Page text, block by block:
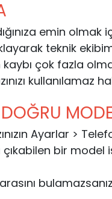
emin
teknik
çok fazla
kullanılamaz
Ayarlar >
bir